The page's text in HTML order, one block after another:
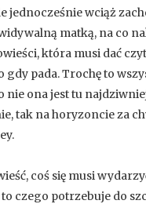
jednocześnie wciąż
matką, na co
która musi dać
gdy pada. Trochę to
ona jest tu
tak na horyzoncie za
coś się musi
czego potrzebuje do